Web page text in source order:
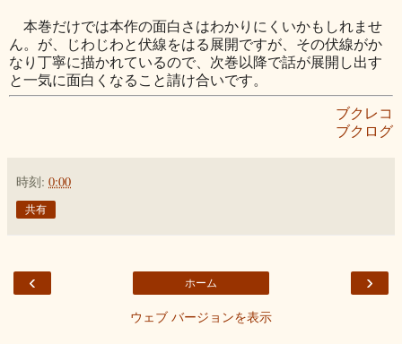
本巻だけでは本作の面白さはわかりにくいかもしれませ
ん。が、じわじわと伏線をはる展開ですが、その伏線がか
なり丁寧に描かれているので、次巻以降で話が展開し出す
と一気に面白くなること請け合いです。
ブクレコ
ブクログ
時刻: 0:00
共有
‹ ›
ホーム
ウェブ バージョンを表示